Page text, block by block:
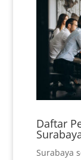
Daftar
Surabaya